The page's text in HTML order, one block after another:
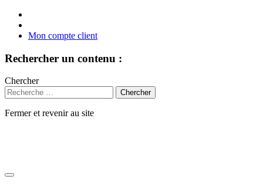
Mon compte client
Rechercher un contenu :
Chercher
Fermer et revenir au site